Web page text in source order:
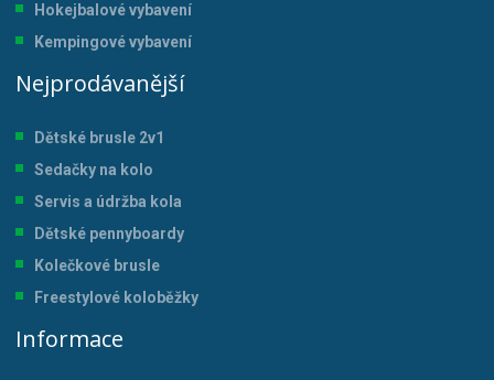
Hokejbalové vybavení
Kempingové vybavení
Nejprodávanější
Dětské brusle 2v1
Sedačky na kolo
Servis a údržba kola
Dětské pennyboardy
Kolečkové brusle
Freestylové koloběžky
Informace